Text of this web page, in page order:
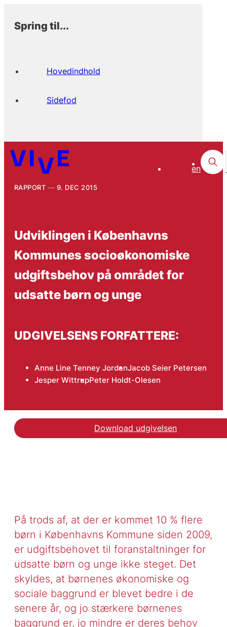
Spring til...
Hovedindhold
Sidefod
en
RAPPORT 9. DEC 2015
Udviklingen i Københavns
Kommunes socioøkonomiske
udgiftsbehov på området for
udsatte børn og unge
UDGIVELSENS FORFATTERE:
Anne Line Tenney JordanJacob Seier Petersen
Jesper WittrupPeter Holdt-Olesen
Download udgivelsen
På trods af, at der er kommet 10 % flere
børn i Københavns Kommune siden 2009,
er udgiftsbehovet til foranstaltninger for
udsatte børn og unge ikke steget. Det
skyldes, at børnenes økonomiske og
sociale baggrund er blevet bedre i de
senere år, og jo stærkere børnenes
baggrund er, jo mindre er deres behov